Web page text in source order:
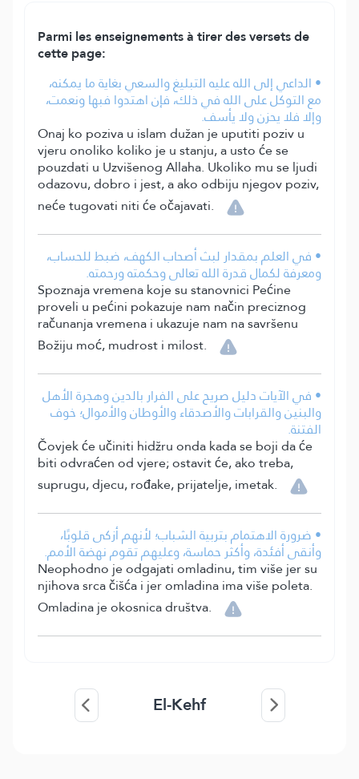
Parmi les enseignements à tirer des versets de
cette page:
• الداعي إلى الله عليه التبليغ والسعي بغاية ما يمكنه،
مع التوكل على الله في ذلك، فإن اهتدوا فبها ونعمت،
وإلا فلا يحزن ولا يأسف.
Onaj ko poziva u islam dužan je uputiti poziv u
vjeru onoliko koliko je u stanju, a usto će se
pouzdati u Uzvišenog Allaha. Ukoliko mu se ljudi
odazovu, dobro i jest, a ako odbiju njegov poziv,
neće tugovati niti će očajavati.
• في العلم بمقدار لبث أصحاب الكهف، ضبط للحساب،
ومعرفة لكمال قدرة الله تعالى وحكمته ورحمته.
Spoznaja vremena koje su stanovnici Pećine
proveli u pećini pokazuje nam način preciznog
računanja vremena i ukazuje nam na savršenu
Božiju moć, mudrost i milost.
• في الآيات دليل صريح على الفرار بالدين وهجرة الأهل
والبنين والقرابات والأصدقاء والأوطان والأموال؛ خوف
الفتنة.
Čovjek će učiniti hidžru onda kada se boji da će
biti odvraćen od vjere; ostavit će, ako treba,
suprugu, djecu, rođake, prijatelje, imetak.
• ضرورة الاهتمام بتربية الشباب؛ لأنهم أزكى قلوبًا،
وأنقى أفئدة، وأكثر حماسة، وعليهم تقوم نهضة الأمم.
Neophodno je odgajati omladinu, tim više jer su
njihova srca čišća i jer omladina ima više poleta.
Omladina je okosnica društva.
El-Kehf